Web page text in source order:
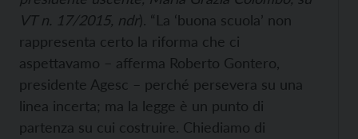
VT n. 17/2015, ndr). “La ‘buona scuola’ non
rappresenta certo la riforma che ci
aspettavamo – afferma Roberto Gontero,
presidente Agesc – perché persevera su una
linea incerta; ma la legge è un punto di
partenza su cui costruire. Chiediamo di